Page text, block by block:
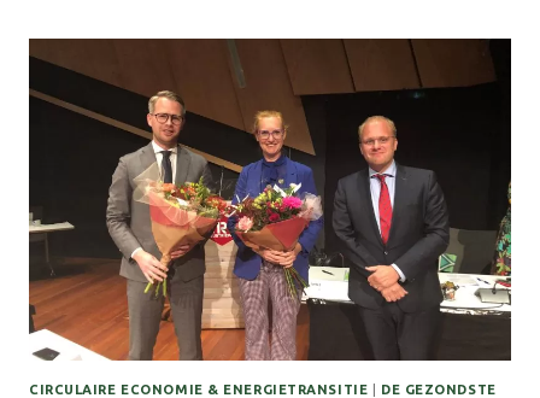
UNANIEM
ACHTERHOEK
VISIE
VAST
IN
BEVLOGEN
VERGADERING
CIRCULAIRE ECONOMIE & ENERGIETRANSITIE
DE GEZONDSTE